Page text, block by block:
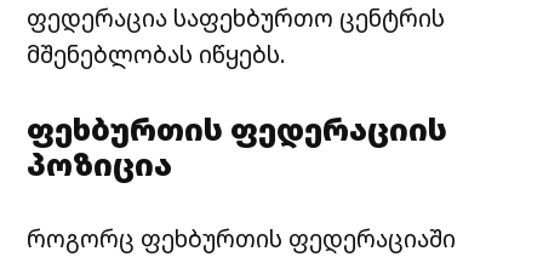
ფედერაცია საფეხბურთო ცენტრის
მშენებლობას იწყებს.
ფეხბურთის ფედერაციის
პოზიცია
როგორც ფეხბურთის ფედერაციაში